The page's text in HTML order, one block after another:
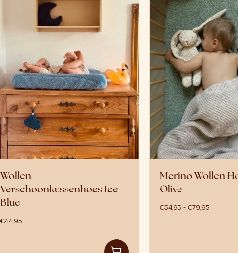
Wollen
Verschoonkussenhoes Ice
Blue
€44,95
Merino Wollen
Olive
€54,95 - €79,95